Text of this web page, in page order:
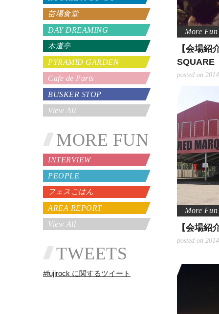
苗場食堂
DAY DREAMING
木道亭
PYRAMID GARDEN
Cafe de Paris
BUSKER STOP
View All
MORE FUN
INTERVIEW
PEOPLE
フェスごはん
AREA REPORT
View All
TWEETS
#fujirock に関するツイート
【会場紹
SQUARE
posted on
【会場紹
posted on